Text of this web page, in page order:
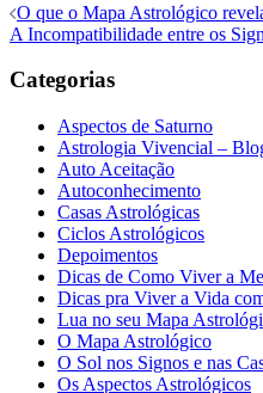
O que o Mapa Astrológico
A Incompatibilidade entre os
Categorias
Aspectos de Saturno
Astrologia Vivencial –
Auto Aceitação
Autoconhecimento
Casas Astrológicas
Ciclos Astrológicos
Depoimentos
Dicas de Como Viver a
Dicas pra Viver a Vida
Lua no seu Mapa
O Mapa Astrológico
O Sol nos Signos e nas
Os Aspectos Astrológicos